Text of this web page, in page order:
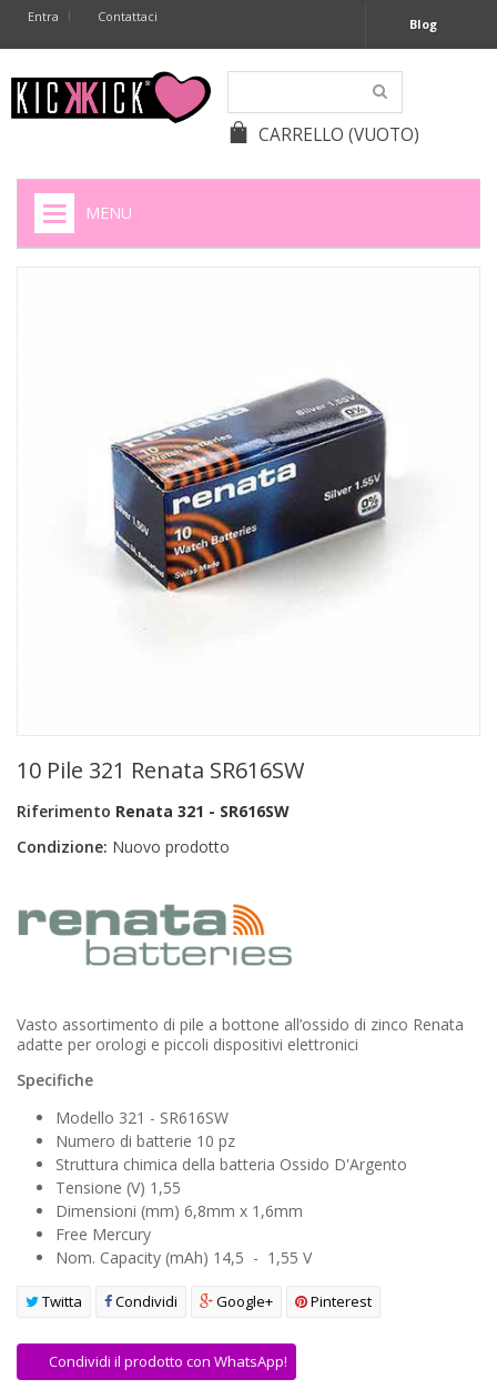
Entra Contattaci Blog
CARRELLO (VUOTO)
MENU
BATTERIE APPARECCHI ACUSTICI
PRODOTTI MONOUSO E TNT
FORNITURE ESTETICA
FAI DA TE
PROMOZIONI E COUPON
ARTICOLI IN OFFERTA
AREA RIVENDITORI
10 Pile 321 Renata SR616SW
Riferimento Renata 321 - SR616SW
Condizione: Nuovo prodotto
Vasto assortimento di pile a bottone all’ossido di zinco Renata
adatte per orologi e piccoli dispositivi elettronici
Specifiche
Modello 321 - SR616SW
Numero di batterie 10 pz
Struttura chimica della batteria Ossido D'Argento
Tensione (V) 1,55
Dimensioni (mm) 6,8mm x 1,6mm
Free Mercury
Nom. Capacity (mAh) 14,5 - 1,55 V
Twitta Condividi Google+ Pinterest
Condividi il prodotto con WhatsApp!